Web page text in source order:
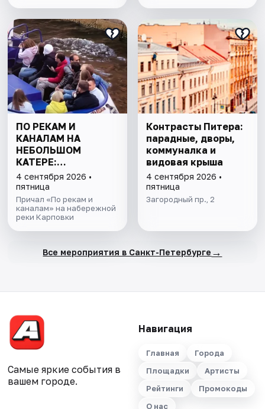
ПО РЕКАМ И
КАНАЛАМ НА
НЕБОЛЬШОМ
КАТЕРЕ:
ПЕТРОГРАДКА И
ПАРАДНАЯ НЕВА
4 сентября 2026 •
пятница
Причал «По рекам и
каналам» на набережной
реки Карповки
Контрасты Питера:
парадные, дворы,
коммуналка и
видовая крыша
4 сентября 2026 •
пятница
Загородный пр., 2
Все мероприятия в Санкт-Петербурге →
Самые яркие события в
вашем городе.
Навигация
Главная
Города
Площадки
Артисты
Рейтинги
Промокоды
О нас